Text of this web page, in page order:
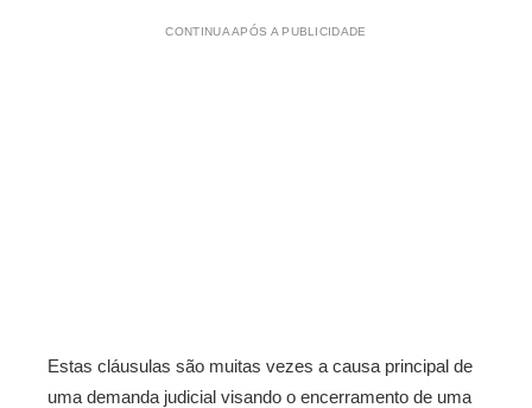
CONTINUA APÓS A PUBLICIDADE
Estas cláusulas são muitas vezes a causa principal de
uma demanda judicial visando o encerramento de uma